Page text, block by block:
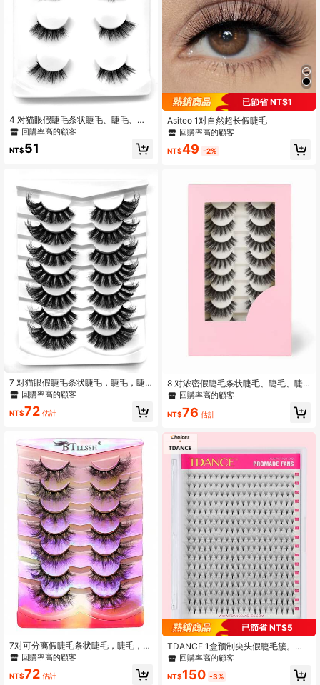
4 对猫眼假睫毛条状睫毛、睫毛、睫
毛、假睫毛
回購率高的顧客
NT$51
7 对猫眼假睫毛条状睫毛，睫毛，睫
毛，假睫毛
回購率高的顧客
NT$72 估計
7对可分离假睫毛条状睫毛，睫毛，睫
毛，假睫毛
回購率高的顧客
NT$72 估計
已節省 NT$1
Asiteo 1对自然超长假睫毛
回購率高的顧客
NT$49 -2%
8 对浓密假睫毛条状睫毛、睫毛、睫
毛、假睫毛
回購率高的顧客
NT$76 估計
已節省 NT$5
TDANCE 1盒预制尖头假睫毛簇。中
长款预制假睫毛簇，手工制作，C/D
美杜莎睫毛效果，浓密迷人，专业美
回購率高的顧客
NT$150 -3%